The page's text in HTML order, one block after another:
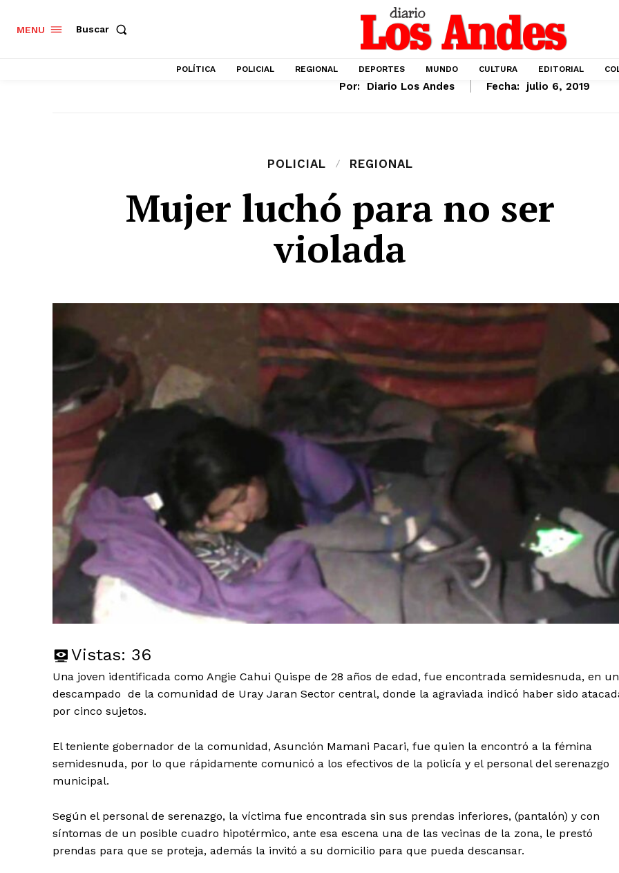
MENU Buscar
POLÍTICA POLICIAL REGIONAL DEPORTES MUNDO CULTURA EDITORIAL
Por: Diario Los Andes Fecha: julio 6, 2019
POLICIAL REGIONAL
Mujer luchó para no ser
violada
Vistas: 36
Una joven identificada como Angie Cahui Quispe de 28 años de edad, fue encontrada semidesnuda, en un
descampado de la comunidad de Uray Jaran Sector central, donde la agraviada indicó haber sido
por cinco sujetos.
El teniente gobernador de la comunidad, Asunción Mamani Pacari, fue quien la encontró a la fémina
semidesnuda, por lo que rápidamente comunicó a los efectivos de la policía y el personal del serenazgo
municipal.
Según el personal de serenazgo, la víctima fue encontrada sin sus prendas inferiores, (pantalón) y con
síntomas de un posible cuadro hipotérmico, ante esa escena una de las vecinas de la zona, le prestó
prendas para que se proteja, además la invitó a su domicilio para que pueda descansar.